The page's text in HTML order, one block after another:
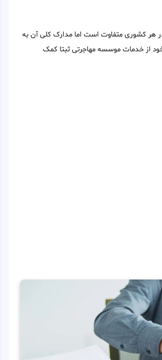
در هر کشوری متفاوت است اما مدارک کلی آن به
از خدمات موسسه مهاجرتی ثبتا کمک